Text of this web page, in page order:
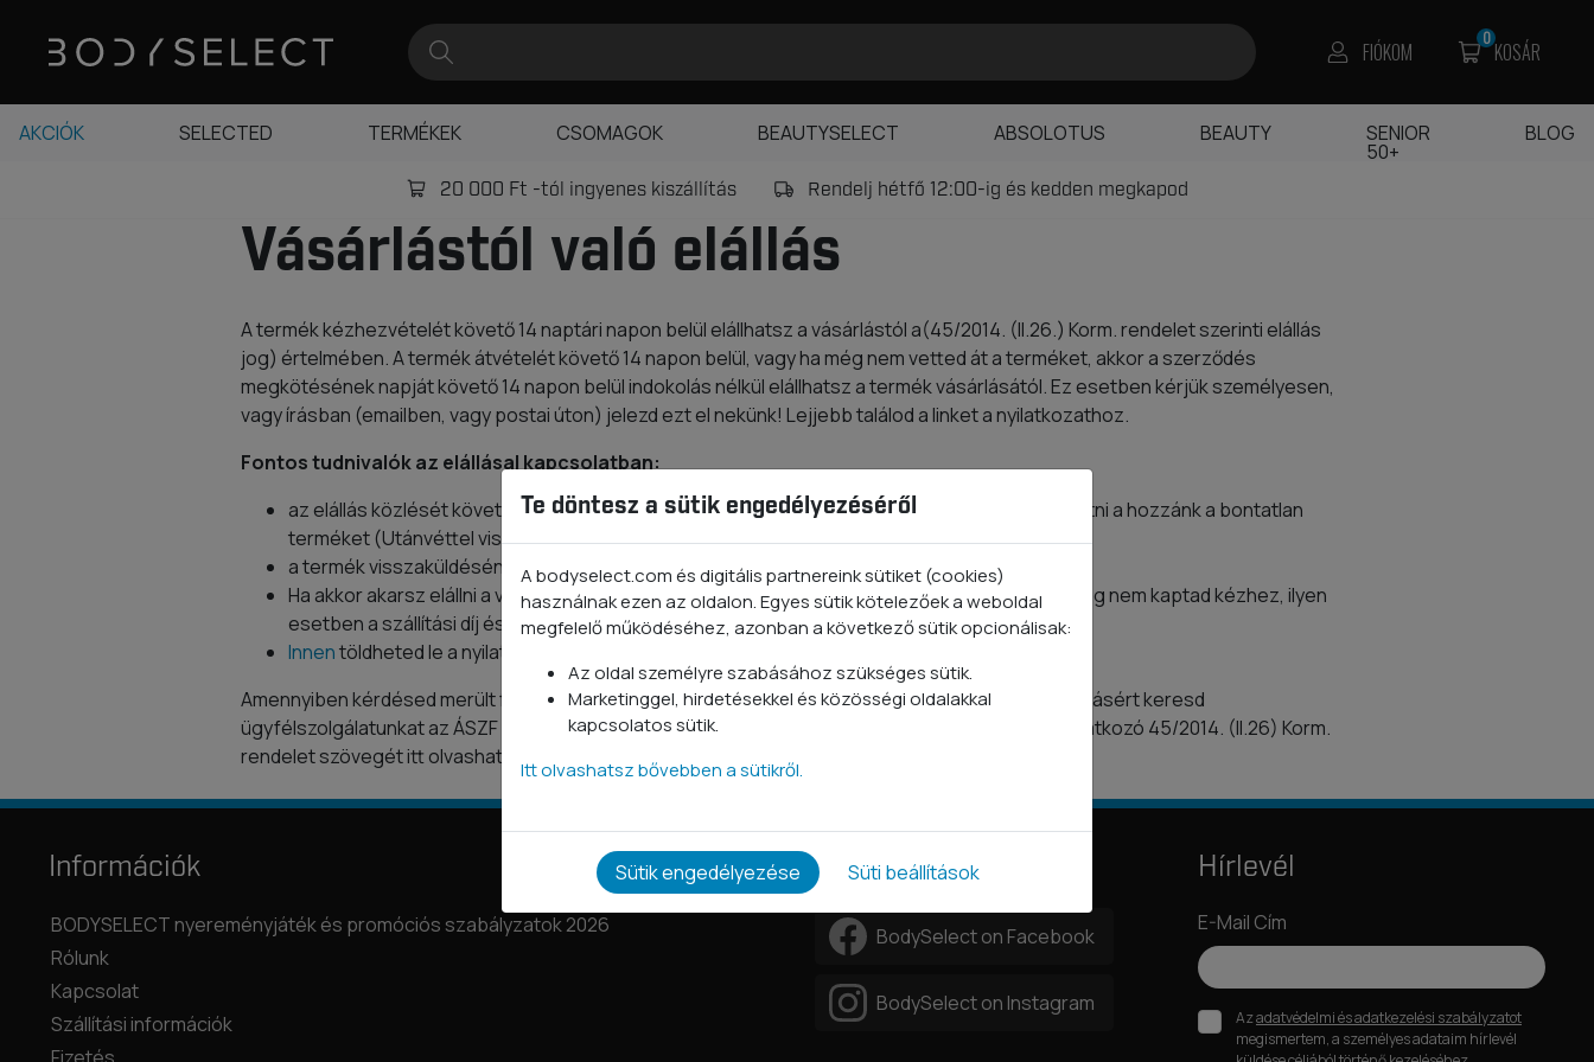
20 000 Ft -tól ingyenes kiszállítás Rendelj hétfő 12:00-ig és kedden megkapod
Vásárlástól való elállás
A termék kézhezvételét követő 14 naptári napon belül elállhatsz a vásárlástól a(45/2014. (II.26.) Korm. rendelet szerinti elállás
jog) értelmében. A termék átvételét követő 14 napon belül, vagy ha még nem vetted át a terméket, akkor a szerződés
megkötésének napját követő 14 napon belül indokolás nélkül elállhatsz a termék vásárlásától. Ez esetben kérjük személyesen,
vagy írásban (emailben, vagy postai úton) jelezd ezt el nekünk! Lejjebb találod a linket a nyilatkozathoz.
Fontos tudnivalók az elállásal kapcsolatban:
az elállás közlését követő 14 napon belül sérülésmentes állapotban köteles vagy visszajuttatni a hozzánk a bontatlan
terméket (Utánvéttel visszaküldött terméket a nem áll módunkban visszavenni)
a termék visszaküldésének költsége téged terhel
Ha akkor akarsz elállni a vásárlástól, miután mi már átadtuk a futárnak a terméket, de te azt még nem kaptad kézhez, ilyen
esetben a szállítási díj és a visszaküldési költség is téged terhel.
Innentöldheted le a nyilatkozatot
Amennyiben kérdésed merült fel az elállási jog gyakorlásával kapcsolatban, úgy további tájékoztatásért keresd
ügyfélszolgálatunkat az ÁSZF elején található elérhetőségeinken. Az elállási jog gyakorlására vonatkozó 45/2014. (II.26) Korm.
rendelet szövegét itt olvashatod:
https://net.jogtar.hu/jogszabaly?docid=A1400045.KOR
FIÓKOM KOSÁR
0
AKCIÓK SELECTED TERMÉKEK CSOMAGOK BEAUTYSELECT ABSOLOTUS BEAUTY SENIOR
50+
BLOG
Információk
BODYSELECT nyereményjáték és promóciós szabályzatok 2026
Rólunk
Kapcsolat
Szállítási információk
Kövess minket
BodySelect on Facebook
BodySelect on Instagram
Hírlevél
E-Mail Cím
Azadatvédelmi és adatkezelési szabályzatot
megismertem, a személyes adataim hírlevél
Te döntesz a sütik engedélyezéséről
A bodyselect.com és digitális partnereink sütiket (cookies)
használnak ezen az oldalon. Egyes sütik kötelezőek a weboldal
megfelelő működéséhez, azonban a következő sütik opcionálisak:
Az oldal személyre szabásához szükséges sütik.
Marketinggel, hirdetésekkel és közösségi oldalakkal
kapcsolatos sütik.
Itt olvashatsz bővebben a sütikről.
Sütik engedélyezése Süti beállítások